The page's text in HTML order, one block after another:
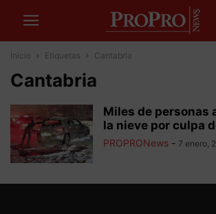
Inicio Etiquetas Cantabria
Cantabria
Miles de personas
la nieve por culpa
PROPRONews - 7 enero,